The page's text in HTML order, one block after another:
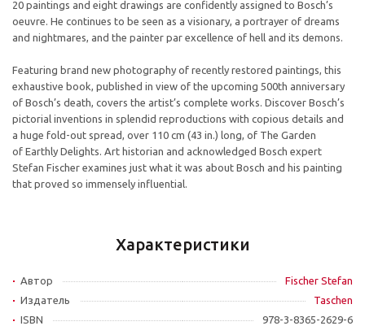
20 paintings and eight drawings are confidently assigned to Bosch’s
oeuvre. He continues to be seen as a visionary, a portrayer of dreams
and nightmares, and the painter par excellence of hell and its demons.
Featuring brand new photography of recently restored paintings, this
exhaustive book, published in view of the upcoming 500th anniversary
of Bosch’s death, covers the artist’s complete works. Discover Bosch’s
pictorial inventions in splendid reproductions with copious details and
a huge fold-out spread, over 110 cm (43 in.) long, of The Garden
of Earthly Delights. Art historian and acknowledged Bosch expert
Stefan Fischer examines just what it was about Bosch and his painting
that proved so immensely influential.
Характеристики
Автор
Fischer Stefan
Издатель
Taschen
ISBN
978-3-8365-2629-6